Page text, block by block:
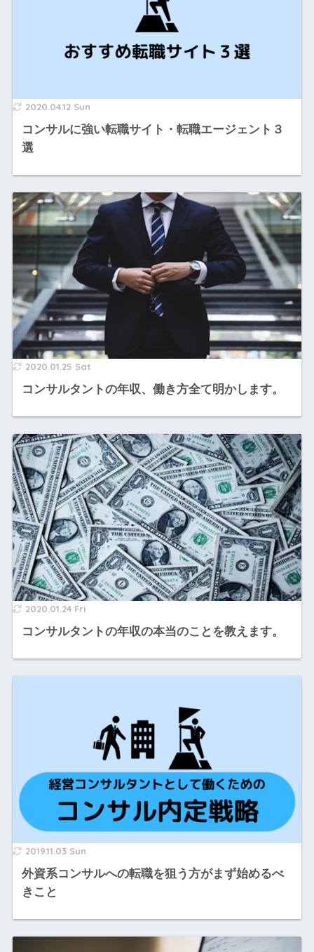
2020.04.12 Sun
コンサルに強い転職サイト・転職エージェント３
選
2020.01.25 Sat
コンサルタントの年収、働き方全て明かします。
2020.01.24 Fri
コンサルタントの年収の本当のことを教えます。
2019.11.03 Sun
外資系コンサルへの転職を狙う方がまず始めるべ
きこと